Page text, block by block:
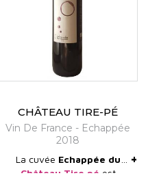
CHÂTEAU TIRE-PÉ
Vin De France - Echappée
2018
La cuvée Echappée du
Château Tire pé est
+